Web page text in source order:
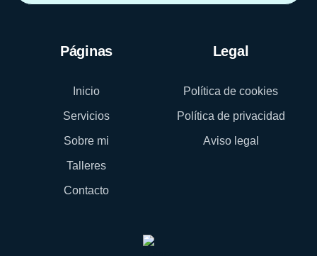
Páginas
Inicio
Servicios
Sobre mi
Talleres
Contacto
Legal
Política de cookies
Política de privacidad
Aviso legal